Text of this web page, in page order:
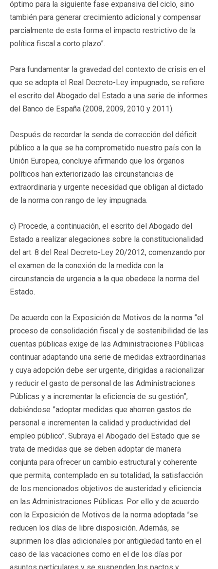
óptimo para la siguiente fase expansiva del ciclo, sino
también para generar crecimiento adicional y compensar
parcialmente de esta forma el impacto restrictivo de la
política fiscal a corto plazo”.
Para fundamentar la gravedad del contexto de crisis en el
que se adopta el Real Decreto-Ley impugnado, se refiere
el escrito del Abogado del Estado a una serie de informes
del Banco de España (2008, 2009, 2010 y 2011).
Después de recordar la senda de corrección del déficit
público a la que se ha comprometido nuestro país con la
Unión Europea, concluye afirmando que los órganos
políticos han exteriorizado las circunstancias de
extraordinaria y urgente necesidad que obligan al dictado
de la norma con rango de ley impugnada.
c) Procede, a continuación, el escrito del Abogado del
Estado a realizar alegaciones sobre la constitucionalidad
del art. 8 del Real Decreto-Ley 20/2012, comenzando por
el examen de la conexión de la medida con la
circunstancia de urgencia a la que obedece la norma del
Estado.
De acuerdo con la Exposición de Motivos de la norma ”el
proceso de consolidación fiscal y de sostenibilidad de las
cuentas públicas exige de las Administraciones Públicas
continuar adaptando una serie de medidas extraordinarias
y cuya adopción debe ser urgente, dirigidas a racionalizar
y reducir el gasto de personal de las Administraciones
Públicas y a incrementar la eficiencia de su gestión”,
debiéndose ”adoptar medidas que ahorren gastos de
personal e incrementen la calidad y productividad del
empleo público”. Subraya el Abogado del Estado que se
trata de medidas que se deben adoptar de manera
conjunta para ofrecer un cambio estructural y coherente
que permita, contemplado en su totalidad, la satisfacción
de los mencionados objetivos de austeridad y eficiencia
en las Administraciones Públicas. Por ello y de acuerdo
con la Exposición de Motivos de la norma adoptada ”se
reducen los días de libre disposición. Además, se
suprimen los días adicionales por antigüedad tanto en el
caso de las vacaciones como en el de los días por